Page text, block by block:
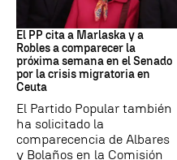
Crisis Migratoria
El PP cita a Marlaska y a
Robles a comparecer la
próxima semana en el Senado
por la crisis migratoria en
Ceuta
El Partido Popular también
ha solicitado la
comparecencia de Albares
y Bolaños en la Comisión